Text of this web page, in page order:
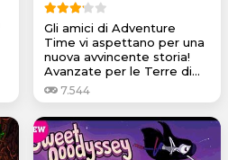
Gli amici di Adventure
Time vi aspettano per una
nuova avvincente storia!
Avanzate per le Terre di...
7.544